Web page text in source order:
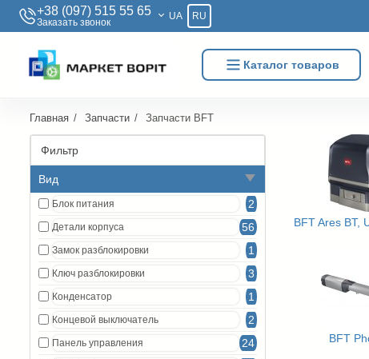
+38 (097) 515 55 65
Заказать звонок
UA RU
Каталог товаров
Главная Запчасти Запчасти BFT
Фильтр
Вид
Блок питания 2
Детали корпуса 56
Замок разблокировки 1
Ключ разблокировки 3
Конденсатор 1
Концевой выключатель 2
Панель управления 24
BFT Ares BT,
BFT